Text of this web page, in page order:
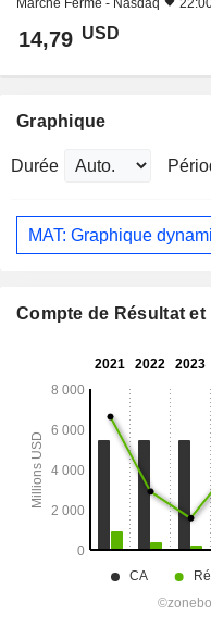
Marché Fermé - Nasdaq
14,79 USD
Graphique
Durée
MAT: Graphique
Compte de Résultat